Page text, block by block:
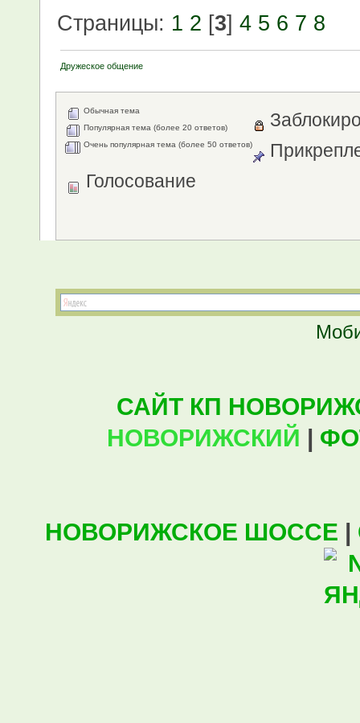
Страницы: 1 2 [3]4 5 6 7 8
Дружеское общение
Обычная тема
Популярная тема (более 20 ответов)
Очень популярная тема (более 50 ответов)
Голосование
САЙТ КП
НОВОРИЖСКИЙ |
НОВОРИЖСКОЕ ШОССЕ |